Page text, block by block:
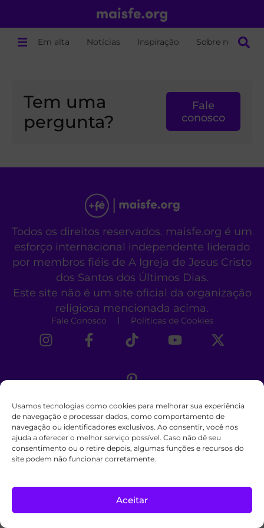
Usamos tecnologias como cookies para melhorar sua experiência
de navegação e processar dados, como comportamento de
navegação ou identificadores exclusivos. Ao consentir, você nos
ajuda a oferecer o melhor serviço possível. Caso não dê seu
consentimento ou o retire depois, algumas funções e recursos do
site podem não funcionar corretamente.
Aceitar
Em alta Notícias Inspiração Sobre nós
Tem uma
pergunta?
Fale
conosco
Todos os direitos reservados. maisfe.org é um
esforço internacional independente liderado
por membros fiéis de A Igreja de Jesus Cristo
dos Santos dos Últimos Dias.
Este site não é um site oficial da organização
religiosa mencionada acima.
Fale Conosco Políticas de Cookies